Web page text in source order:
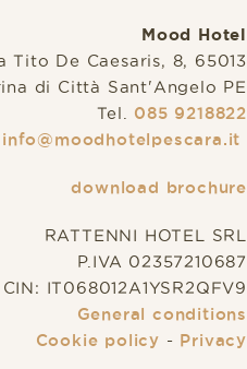
Mood Hotel
Tito De Caesaris, 8, 65013
di Città Sant'Angelo PE
Tel. 085 9218822
info@moodhotelpescara.it
download brochure
RATTENNI HOTEL SRL
P.IVA 02357210687
CIN: IT068012A1YSR2QFV9
General conditions
Cookie policy - Privacy